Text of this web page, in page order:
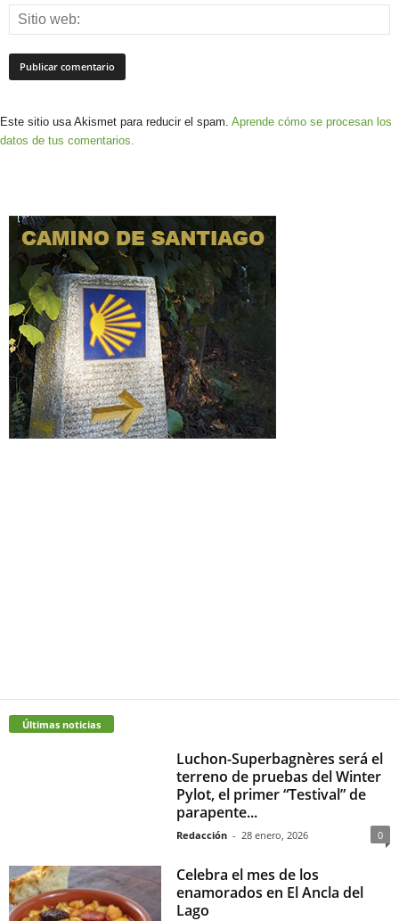
Este sitio usa Akismet para reducir el spam. Aprende cómo se procesan los
datos de tus comentarios.
Últimas noticias
Luchon-Superbagnères será el
terreno de pruebas del Winter
Pylot, el primer “Testival” de
parapente...
Redacción - 28 enero, 2026 0
Celebra el mes de los
enamorados en El Ancla del
Lago